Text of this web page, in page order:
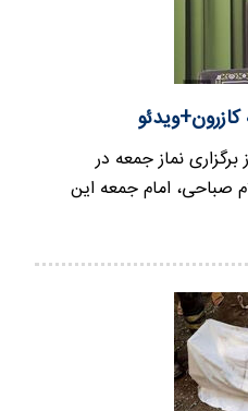
برگزاری نماز جمعه در
صباحی، امام جمعه این